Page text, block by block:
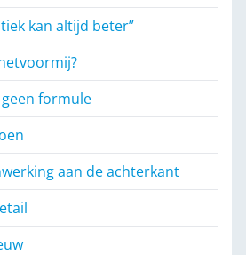
kan altijd beter”
geen formule
aan de achterkant